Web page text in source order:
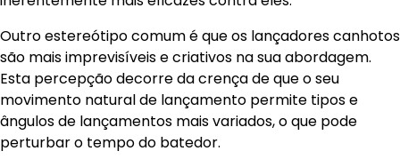
Outro estereótipo comum é que os lançadores canhotos
são mais imprevisíveis e criativos na sua abordagem.
Esta percepção decorre da crença de que o seu
movimento natural de lançamento permite tipos e
ângulos de lançamentos mais variados, o que pode
perturbar o tempo do batedor.